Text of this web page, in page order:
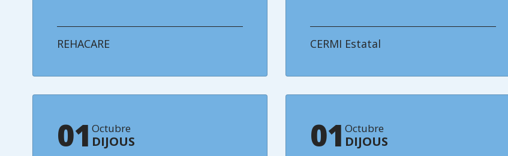
REHACARE CERMI Estatal
01Octubre
DIJOUS 01Octubre
DIJOUS